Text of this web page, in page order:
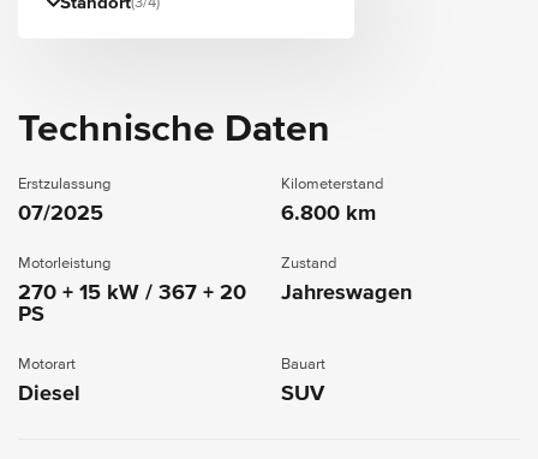
Technische Daten
Erstzulassung
07/2025
Kilometerstand
6.800 km
Motorleistung
270 + 15 kW / 367 + 20
PS
Zustand
Jahreswagen
Motorart
Diesel
Bauart
SUV